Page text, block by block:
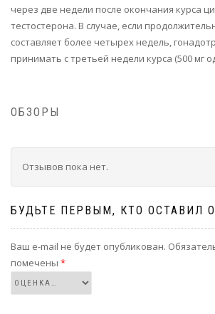
через две недели после окончания курса
тестостерона. В случае, если
составляет более четырех недель,
принимать с третьей недели курса (500 мг
ОБЗОРЫ
Отзывов пока нет.
БУДЬТЕ ПЕРВЫМ, КТО ОСТАВИЛ
Ваш e-mail не будет опубликован.
помечены *